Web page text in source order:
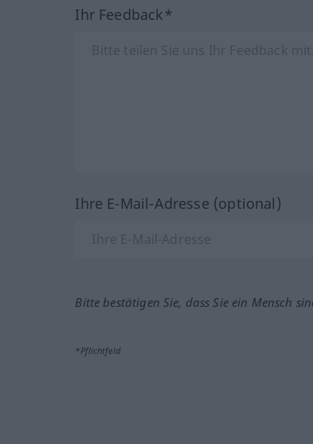
Ihr Feedback*
Ihre E-Mail-Adresse (optional)
Bitte bestätigen Sie, dass Sie ein Mensch
*Pflichtfeld